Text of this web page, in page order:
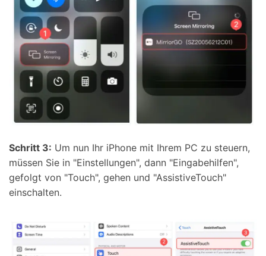
Schritt 3: Um nun Ihr iPhone mit Ihrem PC zu steuern,
müssen Sie in "Einstellungen", dann "Eingabehilfen",
gefolgt von "Touch", gehen und "AssistiveTouch"
einschalten.